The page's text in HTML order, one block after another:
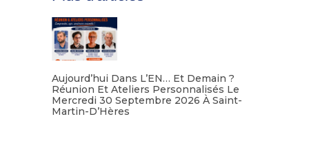
Aujourd’hui Dans L’EN… Et Demain ?
Réunion Et Ateliers Personnalisés Le
Mercredi 30 Septembre 2026 À Saint-
Martin-D’Hères